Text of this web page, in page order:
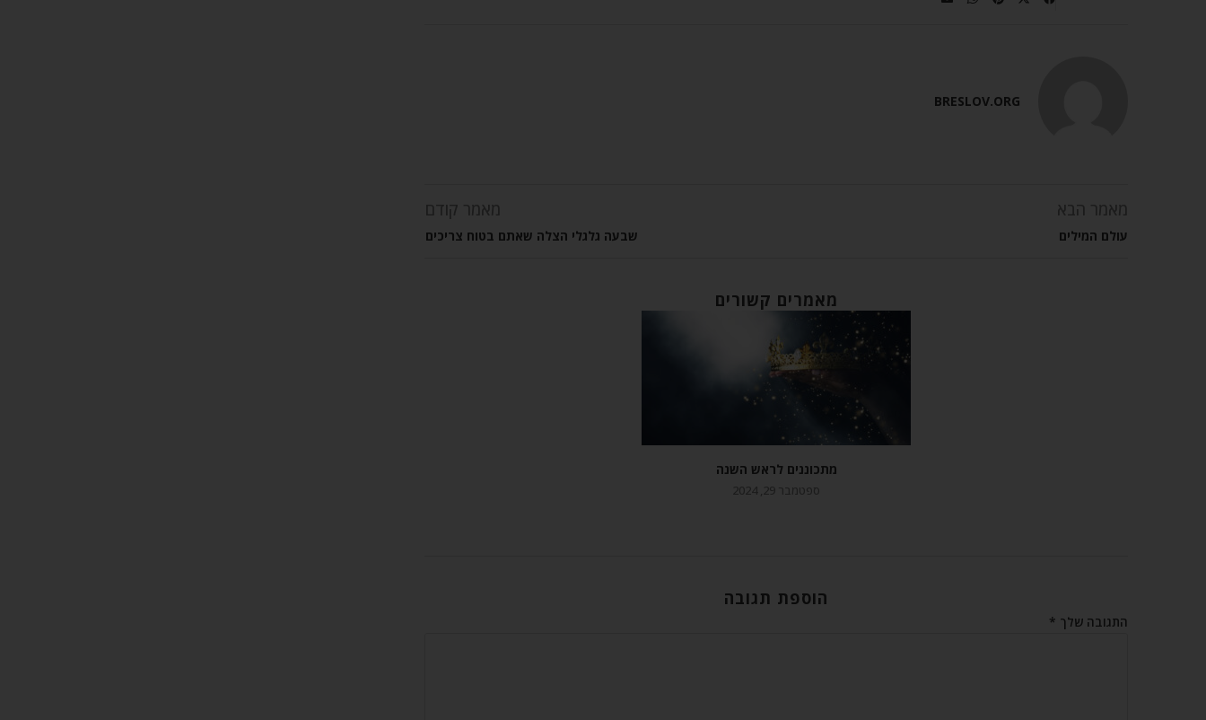
BRESLOV.ORG
מאמר הבא
עולם המילים
מאמר קודם
שבעה גלגלי הצלה שאתם בטוח צריכים
מאמרים קשורים
מתכוננים לראש השנה
ספטמבר 29, 2024
הוספת תגובה
התגובה שלך *